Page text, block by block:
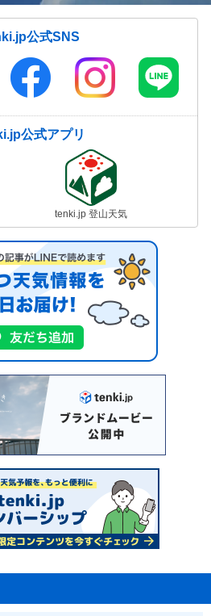
公式SNS
公式アプリ
tenki.jp 登山天気